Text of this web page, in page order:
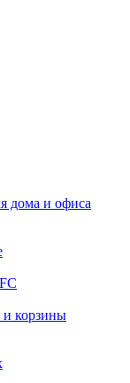
дома и офиса
и корзины